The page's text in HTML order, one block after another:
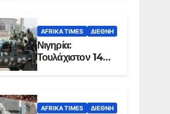
AFRIKA TIMES ΔΙΕΘΝΉ
Νιγηρία:
Τουλάχιστον 14
νεκροί από
στην Οτούκπο
AFRIKA TIMES ΔΙΕΘΝΉ